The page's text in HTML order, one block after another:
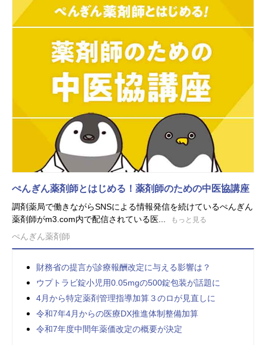
ぺんぎん薬剤師とはじめる！薬剤師のための中医協講座
調剤薬局で働きながらSNSによる情報発信を続けているぺんぎん
薬剤師がm3.com内で配信されている医...
もっと見る
ぺんぎん薬剤師
財務省の提言が診療報酬改定に与える影響は？
ウプトラビ錠小児用0.05mgの500錠包装が話題に
4月から特定薬剤管理指導加算３のロが見直しに
令和7年4月からの医療DX推進体制整備加算
令和7年度中間年薬価改定の概要が決定